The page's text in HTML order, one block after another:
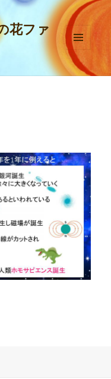
花ファ
メニュ
ーとウ
ィジェ